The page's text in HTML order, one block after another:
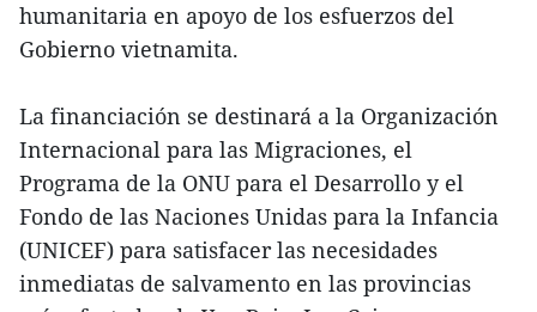
humanitaria en apoyo de los esfuerzos del
Gobierno vietnamita.
La financiación se destinará a la Organización
Internacional para las Migraciones, el
Programa de la ONU para el Desarrollo y el
Fondo de las Naciones Unidas para la Infancia
(UNICEF) para satisfacer las necesidades
inmediatas de salvamento en las provincias